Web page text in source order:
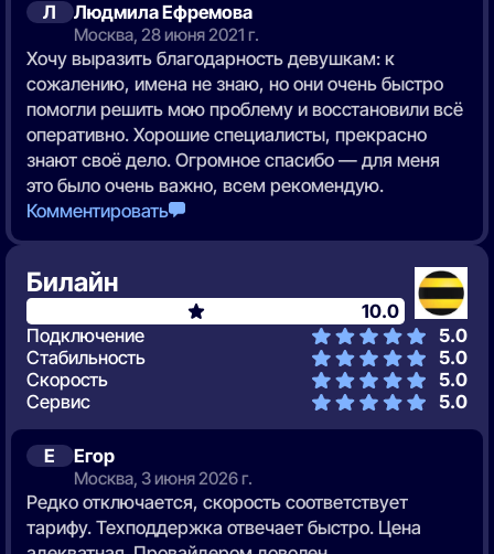
Л Людмила Ефремова
Москва, 28 июня 2021 г.
Хочу выразить благодарность девушкам: к
сожалению, имена не знаю, но они очень быстро
помогли решить мою проблему и восстановили всё
оперативно. Хорошие специалисты, прекрасно
знают своё дело. Огромное спасибо — для меня
это было очень важно, всем рекомендую.
Комментировать
Е Егор
Москва, 3 июня 2026 г.
Редко отключается, скорость соответствует
тарифу. Техподдержка отвечает быстро. Цена
Билайн
10.0
Подключение
5.0
Стабильность
5.0
Скорость
5.0
Сервис
5.0